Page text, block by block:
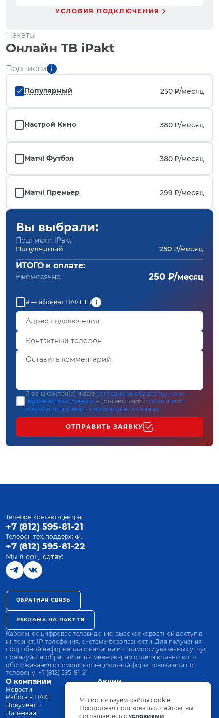
УСЛОВИЯ ПОДКЛЮЧЕНИЯ
Пакеты
Онлайн ТВ iPakt
Подписки
Популярный 250 ₽/месяц
Настрой Кино 380 ₽/месяц
Матч! Футбол 380 ₽/месяц
Матч! Премьер 299 ₽/месяц
Вы выбрали:
Подписки iPakt
Популярный
250 ₽/месяц
ИТОГО к оплате:
Ежемесячно 250 ₽/месяц
Я — абонент ПАКТ ТВ
Я ознакомлен(а) и даю согласие на обработку моих
персональных данных в соответствии с Политикой
обработки и защиты персональных данных
ОТПРАВИТЬ ЗАЯВКУ
О компании
Новости
Работа в ПАКТ
Документы
Лицензии
Акции
Оплата
Оборудование
Телефон контакт-центра:
+7 (812) 595-81-21
Телефон тех. поддержки:
+7 (812) 595-81-22
Мы в соц. сетях:
ОБРАТНАЯ СВЯЗЬ
РЕКЛАМА НА ПАКТ ТВ
Кабельное цифровое телевидение, высокоскоростной доступ в
интернет, IP-телефония, системы безопасности. Для получения
подробной информации о наличии и стоимости указанных услуг,
пожалуйста, обращайтесь к менеджерам отдела клиентского
обслуживания с помощью специальной формы связи или по
телефону: +7 (812) 595-81-21
Мы используем файлы cookie.
Продолжая пользоваться сайтом, вы
соглашаетесь с условиями